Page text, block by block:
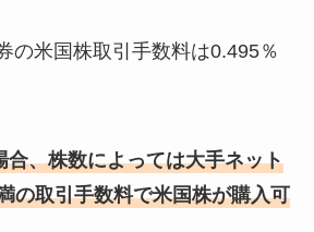
の米国株取引手数料は0.495％
、株数によっては大手ネット
の取引手数料で米国株が購入可